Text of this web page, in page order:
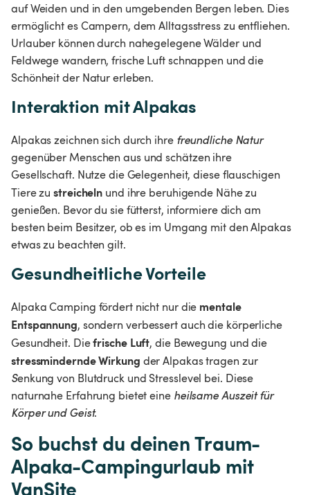
auf Weiden und in den umgebenden Bergen leben. Dies
ermöglicht es Campern, dem Alltagsstress zu entfliehen.
Urlauber können durch nahegelegene Wälder und
Feldwege wandern, frische Luft schnappen und die
Schönheit der Natur erleben.
Interaktion mit Alpakas
Alpakas zeichnen sich durch ihre freundliche Natur
gegenüber Menschen aus und schätzen ihre
Gesellschaft. Nutze die Gelegenheit, diese flauschigen
Tiere zu streicheln und ihre beruhigende Nähe zu
genießen. Bevor du sie fütterst, informiere dich am
besten beim Besitzer, ob es im Umgang mit den Alpakas
etwas zu beachten gilt.
Gesundheitliche Vorteile
Alpaka Camping fördert nicht nur die mentale
Entspannung, sondern verbessert auch die körperliche
Gesundheit. Die frische Luft, die Bewegung und die
stressmindernde Wirkung der Alpakas tragen zur
Senkung von Blutdruck und Stresslevel bei. Diese
naturnahe Erfahrung bietet eine heilsame Auszeit für
Körper und Geist.
So buchst du deinen Traum-
Alpaka-Campingurlaub mit
VanSite